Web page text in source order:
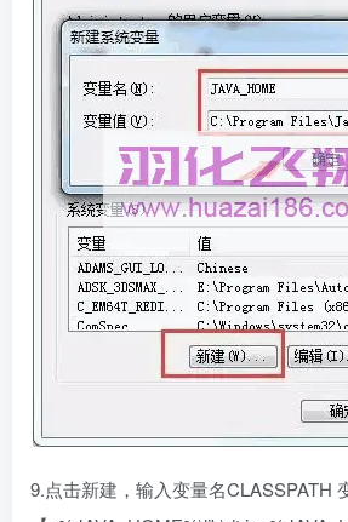
9.点击新建，输入变量名CLASSPATH